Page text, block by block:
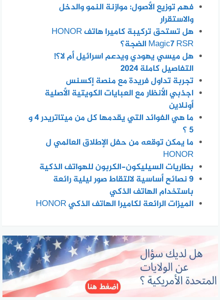
فهم توزيع الأصول: موازنة النمو والدخل
والاستقرار
هل تستحق تركيبة كاميرا هاتف HONOR
Magic7 RSR الضجة؟
هل ميسي يهودي ويدعم اسرائيل أم لا؟!
التفاصيل كاملة 2024
تجربة تداول فريدة مع منصة إكسنس
اجذبي الأنظار مع العبايات الكويتية الأصلية
أونلاين
ما هي الفوائد التي يقدمها كل من ميتاتريدر 4 و
5 ؟
ما يمكن توقعه من حفل الإطلاق العالمي ل
HONOR
بطاريات السيليكون-الكربون للهواتف الذكية
٩ نصائح أساسية لالتقاط صور ليلية رائعة
باستخدام الهاتف الذكي
الميزات الرائعة لكاميرا الهاتف الذكي HONOR